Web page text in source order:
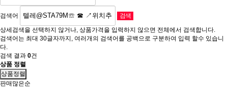
검색어
상세검색을 선택하지 않거나, 상품가격을 입력하지 않으면 전체에서 검색합니다.
검색어는 최대 30글자까지, 여러개의 검색어를 공백으로 구분하여 입력 할수 있습니
다.
검색 결과 0건
상품 정렬
상품정렬
판매많은순